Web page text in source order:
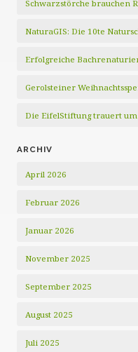
Schwarzstörche brauchen
NaturaGIS: Die 10te
Erfolgreiche
Gerolsteiner
Die EifelStiftung trauert
ARCHIV
April 2026
Februar 2026
Januar 2026
November 2025
September 2025
August 2025
Juli 2025